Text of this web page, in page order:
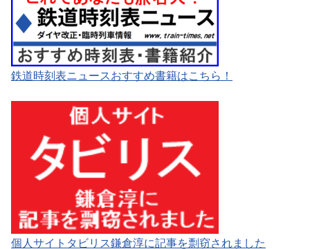
鉄道時刻表ニュースおすすめ書籍はこちら！
個人サイトタビリス鎌倉淳に記事を剽窃されました